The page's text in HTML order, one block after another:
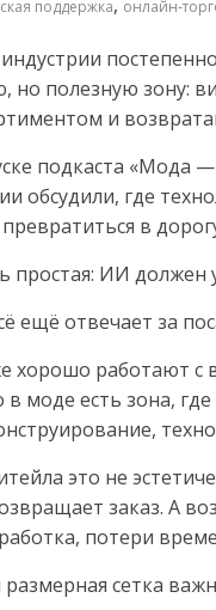
поддержка онлайн-
но полезную зону:
и
подкаста «Мода
обсудили, где
в
простая: ИИ должен
ещё отвечает за
хорошо работают с
в моде есть зона,
это не
заказ. А
потери
сетка